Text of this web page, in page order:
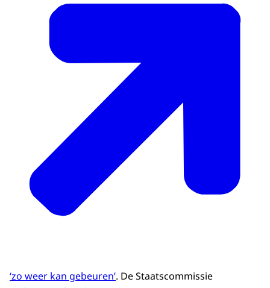
‘zo weer kan gebeuren’. De Staatscommissie